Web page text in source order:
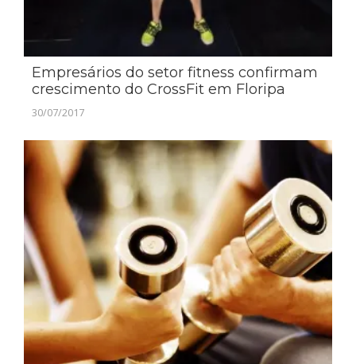
Empresários do setor fitness confirmam
crescimento do CrossFit em Floripa
30/07/2017